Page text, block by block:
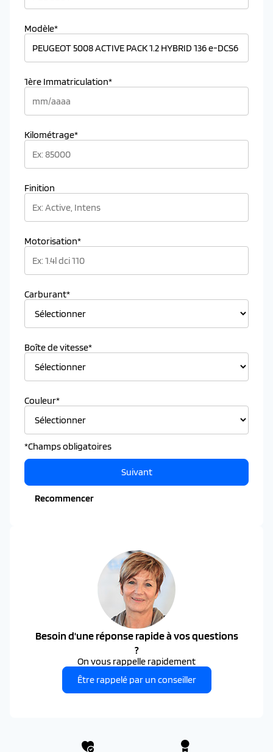
Modèle*
1ère Immatriculation*
Kilométrage*
Finition
Motorisation*
Carburant*
Boîte de vitesse*
Couleur*
*Champs obligatoires
Recommencer
Suivant
Besoin d'une réponse rapide à vos questions
?
On vous rappelle rapidement
Être rappelé par un conseiller